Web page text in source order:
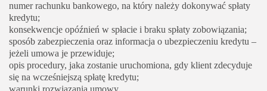
numer rachunku bankowego, na który należy dokonywać spłaty
kredytu;
konsekwencje opóźnień w spłacie i braku spłaty zobowiązania;
sposób zabezpieczenia oraz informacja o ubezpieczeniu kredytu –
jeżeli umowa je przewiduje;
opis procedury, jaka zostanie uruchomiona, gdy klient zdecyduje
się na wcześniejszą spłatę kredytu;